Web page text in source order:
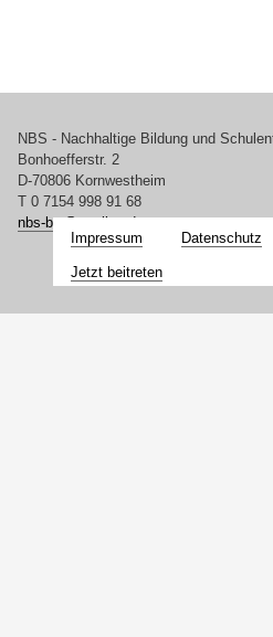
NBS - Nachhaltige Bildung und
Bonhoefferstr. 2
D-70806 Kornwestheim
T 0 7154 998 91 68
nbs-bw@t-online.de
Impressum
Datenschutz
Jetzt beitreten